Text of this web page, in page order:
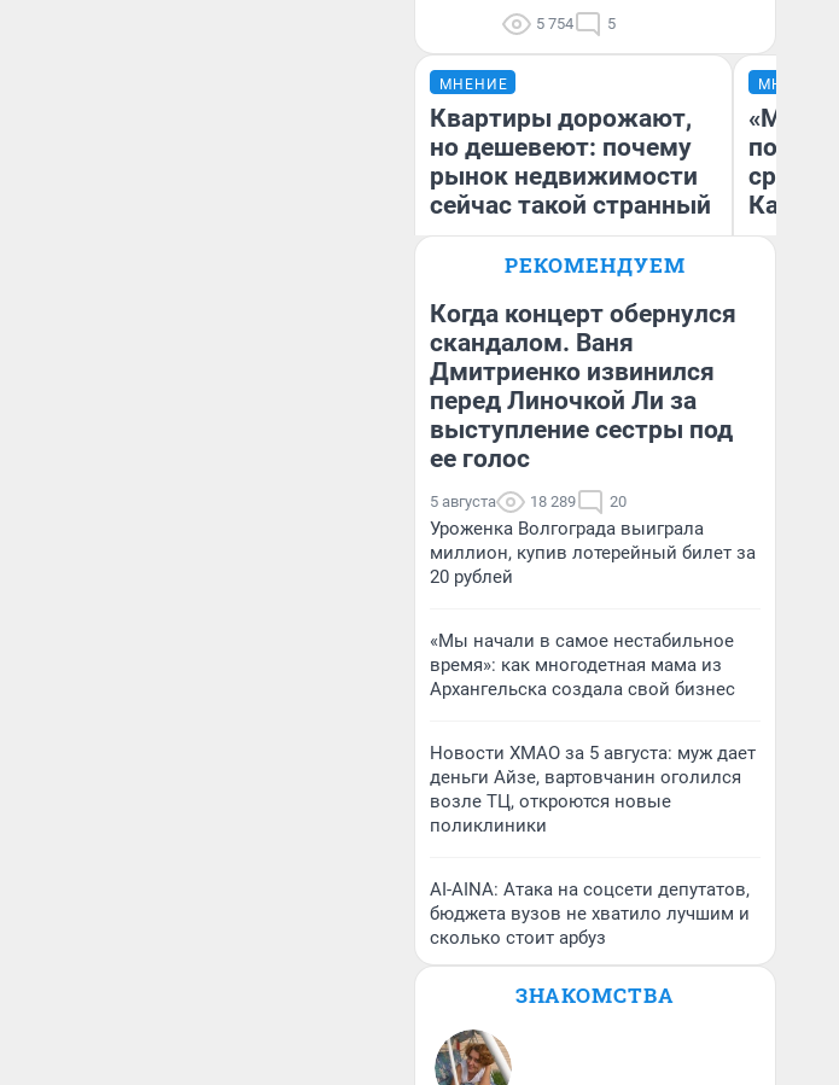
5 754 5
МНЕНИЕ
Квартиры дорожают,
но дешевеют: почему
рынок недвижимости
сейчас такой странный
Екатерина Торопова
директор агентства
недвижимости
МНЕНИЕ
РЕКОМЕНДУЕМ
Когда концерт обернулся
скандалом. Ваня
Дмитриенко извинился
перед Линочкой Ли за
выступление сестры под
ее голос
5 августа 18 289 20
Уроженка Волгограда выиграла
миллион, купив лотерейный билет за
20 рублей
«Мы начали в самое нестабильное
время»: как многодетная мама из
Архангельска создала свой бизнес
Новости ХМАО за 5 августа: муж дает
деньги Айзе, вартовчанин оголился
возле ТЦ, откроются новые
поликлиники
AI-AINA: Атака на соцсети депутатов,
бюджета вузов не хватило лучшим и
сколько стоит арбуз
ЗНАКОМСТВА